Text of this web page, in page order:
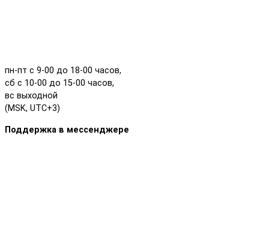
пн-пт с 9-00 до 18-00 часов,
сб с 10-00 до 15-00 часов,
вс выходной
(MSK, UTC+3)
Поддержка в мессенджере